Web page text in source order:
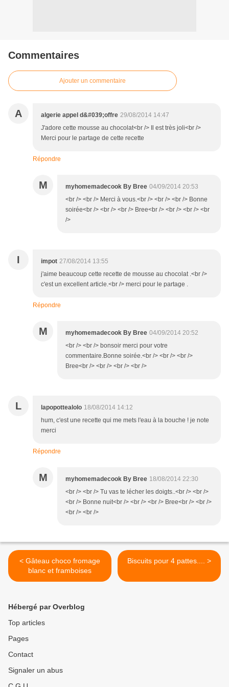
Commentaires
Ajouter un commentaire
A algerie appel d&#039;offre 29/08/2014 14:47
J'adore cette mousse au chocolat<br /> Il est très joli<br />
Merci pour le partage de cette recette
Répondre
M myhomemadecook By Bree 04/09/2014 20:53
<br /> <br /> Merci à vous.<br /> <br /> <br /> Bonne
soirée<br /> <br /> <br /> Bree<br /> <br /> <br /> <br
/>
I impot 27/08/2014 13:55
j'aime beaucoup cette recette de mousse au chocolat .<br />
c'est un excellent article.<br /> merci pour le partage .
Répondre
M myhomemadecook By Bree 04/09/2014 20:52
<br /> <br /> bonsoir merci pour votre
commentaire.Bonne soirée.<br /> <br /> <br />
Bree<br /> <br /> <br /> <br />
L lapopottealolo 18/08/2014 14:12
hum, c'est une recette qui me mets l'eau à la bouche ! je note
merci
Répondre
M myhomemadecook By Bree 18/08/2014 22:30
<br /> <br /> Tu vas te lécher les doigts..<br /> <br />
<br /> Bonne nuit<br /> <br /> <br /> Bree<br /> <br />
<br /> <br />
< Gâteau choco fromage
blanc et framboises
Biscuits pour 4 pattes.... >
Hébergé par Overblog
Top articles
Pages
Contact
Signaler un abus